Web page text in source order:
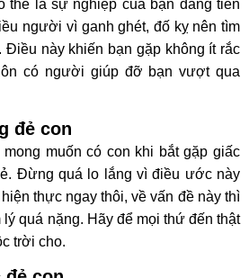
thể là sự nghiệp của bạn đang tiến
người vì ganh ghét, đố kỵ nên tìm
Điều này khiến bạn gặp không ít rắc
có người giúp đỡ bạn vượt qua
đẻ con
muốn có con khi bắt gặp giấc
Đừng quá lo lắng vì điều ước này
thực ngay thôi, về vấn đề này thì
lý quá nặng. Hãy để mọi thứ đến thật
trời cho.